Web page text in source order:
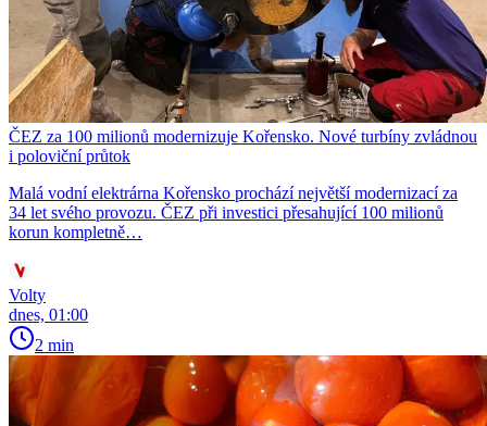
ČEZ za 100 milionů modernizuje Kořensko. Nové turbíny zvládnou
i poloviční průtok
Malá vodní elektrárna Kořensko prochází největší modernizací za
34 let svého provozu. ČEZ při investici přesahující 100 milionů
korun kompletně…
Volty
dnes, 01:00
2 min